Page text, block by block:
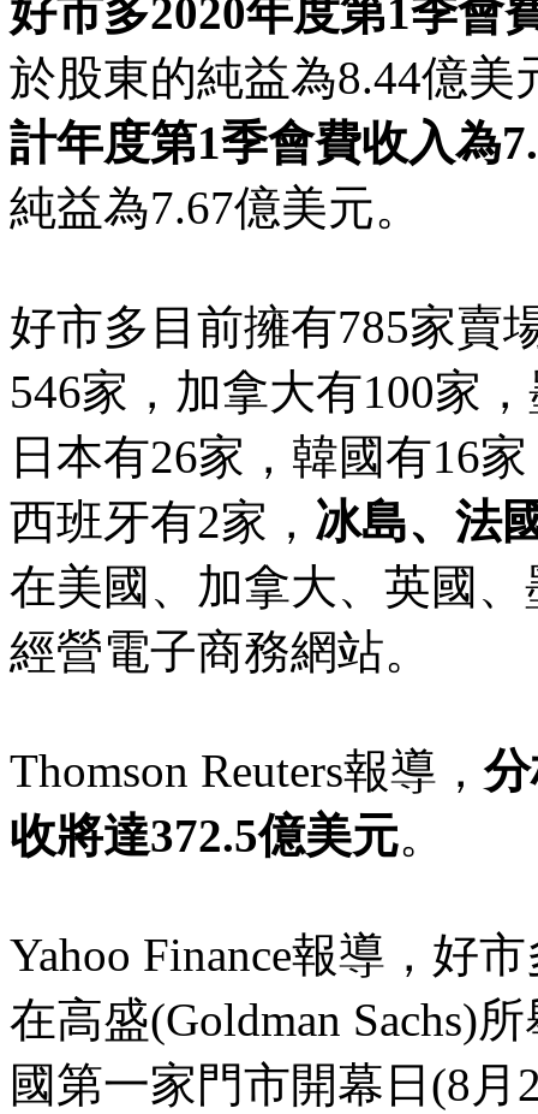
好市多2020年度第1季會
於股東的純益為8.44億美
計年度第1季會費收入為
純益為7.67億美元。
好市多目前擁有785家賣
546家，加拿大有100家
日本有26家，韓國有16
西班牙有2家， 冰島、法
在美國、加拿大、英國
經營電子商務網站。
Thomson Reuters報導，
收將達372.5億美元。
Yahoo Finance報導，好
在高盛(Goldman Sachs)
國第一家門市開幕日(8